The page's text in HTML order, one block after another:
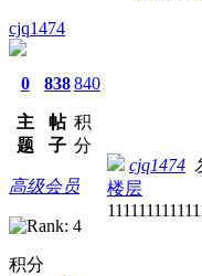
cjq1474
0
主
题
838
帖
子
840
积
分
高级会员
积分
cjq1474
楼层